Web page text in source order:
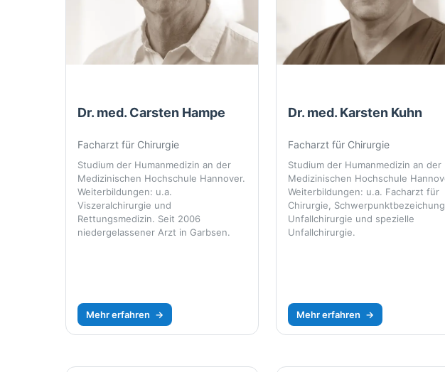
Dr. med. Carsten Hampe
Facharzt für Chirurgie
Studium der Humanmedizin an der
Medizinischen Hochschule Hannover.
Weiterbildungen: u.a.
Viszeralchirurgie und
Rettungsmedizin. Seit 2006
niedergelassener Arzt in Garbsen.
Mehr erfahren →
Dr. med. Karsten Kuhn
Facharzt für Chirurgie
Studium der Humanmedizin an der
Medizinischen Hochschule
Weiterbildungen: u.a. Facharzt für
Chirurgie, Schwerpunktbezeichung
Unfallchirurgie und spezielle
Unfallchirurgie.
Mehr erfahren →